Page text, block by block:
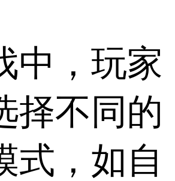
中，玩家
择不同的
式，如自